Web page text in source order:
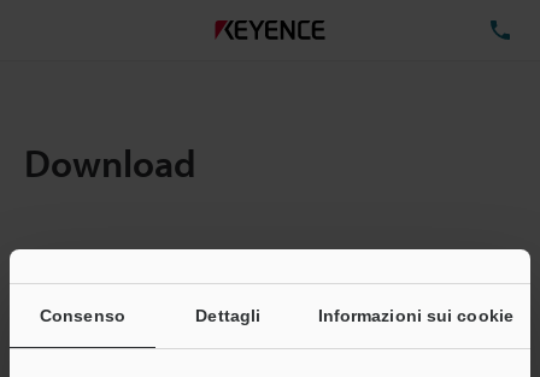
Consenso Dettagli Informazioni sui cookie
Download
Quantita: 1Dimensioni file totali:0.71MB